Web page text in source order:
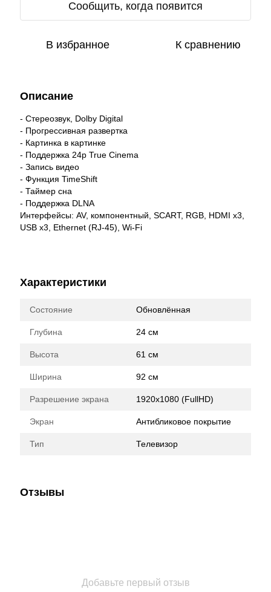
Сообщить, когда появится
В избранное К сравнению
Описание
- Стереозвук, Dolby Digital
- Прогрессивная развертка
- Картинка в картинке
- Поддержка 24p True Cinema
- Запись видео
- Функция TimeShift
- Таймер сна
- Поддержка DLNA
Интерфейсы: AV, компонентный, SCART, RGB, HDMI x3,
USB x3, Ethernet (RJ-45), Wi-Fi
Характеристики
Состояние Обновлённая
Глубина 24 см
Высота 61 см
Ширина 92 см
Разрешение экрана 1920x1080 (FullHD)
Экран Антибликовое покрытие
Тип Телевизор
Отзывы
Добавьте первый отзыв